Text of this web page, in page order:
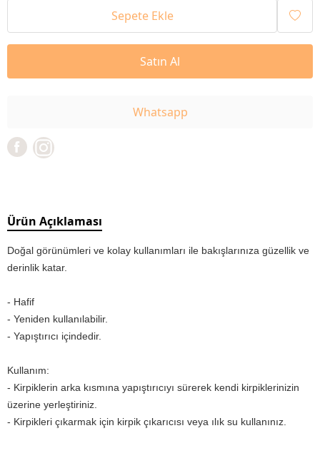
Sepete Ekle
Satın Al
Whatsapp
Ürün Açıklaması
Doğal görünümleri ve kolay kullanımları ile bakışlarınıza güzellik ve
derinlik katar.
- Hafif
- Yeniden kullanılabilir.
- Yapıştırıcı içindedir.
Kullanım:
- Kirpiklerin arka kısmına yapıştırıcıyı sürerek kendi kirpiklerinizin
üzerine yerleştiriniz.
- Kirpikleri çıkarmak için kirpik çıkarıcısı veya ılık su kullanınız.